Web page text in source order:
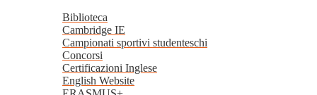
Biblioteca
Cambridge IE
Campionati sportivi studenteschi
Concorsi
Certificazioni Inglese
English Website